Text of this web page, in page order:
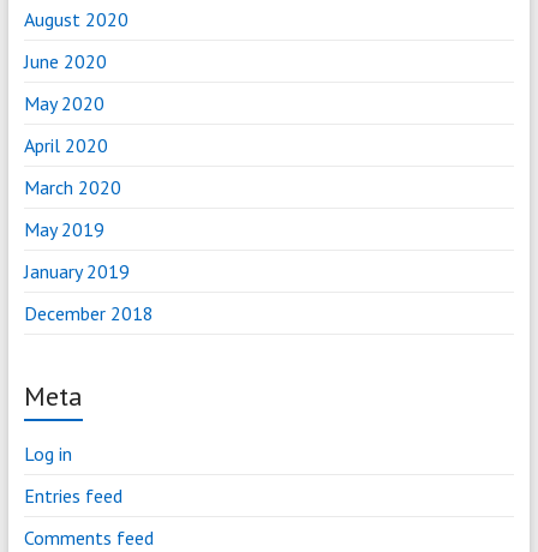
August 2020
June 2020
May 2020
April 2020
March 2020
May 2019
January 2019
December 2018
Meta
Log in
Entries feed
Comments feed